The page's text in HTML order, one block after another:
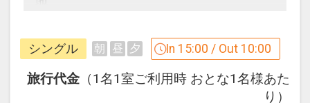
JR西日本グループが運営するホテルチェ
ーン♪
シングル 朝 昼 夕 In 15:00 / Out 10:00
旅行代金 （1名1室ご利用時 おとな1名様あた
り）